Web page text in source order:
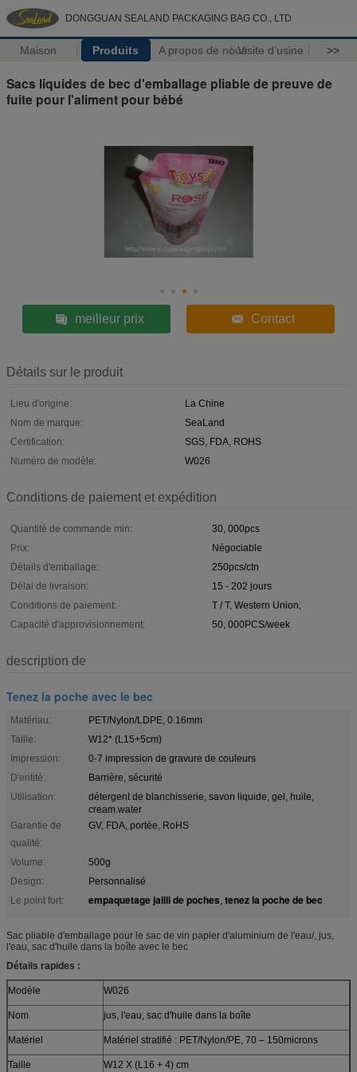
DONGGUAN SEALAND PACKAGING BAG CO., LTD
Maison Produits A propos de nousVisite d'usine >>
Sacs liquides de bec d'emballage pliable de preuve de
fuite pour l'aliment pour bébé
meilleur prix Contact
Détails sur le produit
Lieu d'origine:
La Chine
Nom de marque:
SeaLand
Certification:
SGS, FDA, ROHS
Numéro de modèle:
W026
Conditions de paiement et expédition
Quantité de commande min:
30, 000pcs
Prix:
Négociable
Détails d'emballage:
250pcs/ctn
Délai de livraison:
15 - 202 jours
Conditions de paiement:
T / T, Western Union,
Capacité d'approvisionnement:
50, 000PCS/week
description de
Tenez la poche avec le bec
Matériau:
PET/Nylon/LDPE, 0.16mm
Taille:
W12* (L15+5cm)
Impression:
0-7 impression de gravure de couleurs
D'entité:
Barrière, sécurité
Utilisation:
détergent de blanchisserie, savon liquide, gel, huile,
cream.water
Garantie de
qualité:
GV, FDA, portée, RoHS
Volume:
500g
Design:
Personnalisé
Le point fort:
empaquetage jailli de poches, tenez la poche de bec
Sac pliable d'emballage pour le sac de vin papier d'aluminium de l'eau/, jus,
l'eau, sac d'huile dans la boîte avec le bec
Détails rapides :
Modèle W026
Nom jus, l'eau, sac d'huile dans la boîte
Matériel Matériel stratifié : PET/Nylon/PE, 70 – 150microns
Taille W12 X (L16 + 4) cm